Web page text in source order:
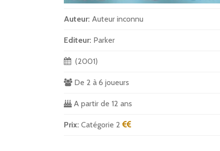
Auteur: Auteur inconnu
Editeur: Parker
(2001)
De 2 à 6 joueurs
A partir de 12 ans
Prix: Catégorie 2